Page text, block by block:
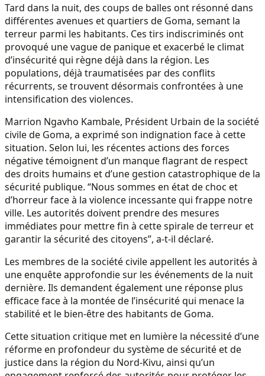
Tard dans la nuit, des coups de balles ont résonné dans
différentes avenues et quartiers de Goma, semant la
terreur parmi les habitants. Ces tirs indiscriminés ont
provoqué une vague de panique et exacerbé le climat
d’insécurité qui règne déjà dans la région. Les
populations, déjà traumatisées par des conflits
récurrents, se trouvent désormais confrontées à une
intensification des violences.
Marrion Ngavho Kambale, Président Urbain de la société
civile de Goma, a exprimé son indignation face à cette
situation. Selon lui, les récentes actions des forces
négative témoignent d’un manque flagrant de respect
des droits humains et d’une gestion catastrophique de la
sécurité publique. “Nous sommes en état de choc et
d’horreur face à la violence incessante qui frappe notre
ville. Les autorités doivent prendre des mesures
immédiates pour mettre fin à cette spirale de terreur et
garantir la sécurité des citoyens”, a-t-il déclaré.
Les membres de la société civile appellent les autorités à
une enquête approfondie sur les événements de la nuit
dernière. Ils demandent également une réponse plus
efficace face à la montée de l’insécurité qui menace la
stabilité et le bien-être des habitants de Goma.
Cette situation critique met en lumière la nécessité d’une
réforme en profondeur du système de sécurité et de
justice dans la région du Nord-Kivu, ainsi qu’un